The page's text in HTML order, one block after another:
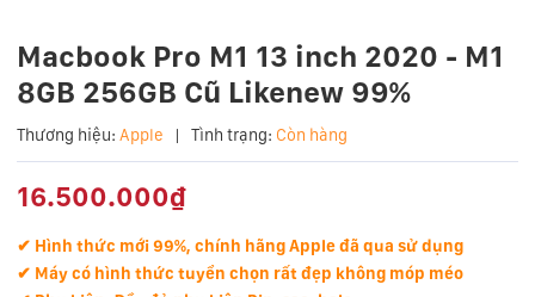
Macbook Pro M1 13 inch 2020 - M1
8GB 256GB Cũ Likenew 99%
Thương hiệu: Apple | Tình trạng: Còn hàng
16.500.000₫
✔ Hình thức mới 99%, chính hãng Apple đã qua sử dụng
✔ Máy có hình thức tuyển chọn rất đẹp không móp méo